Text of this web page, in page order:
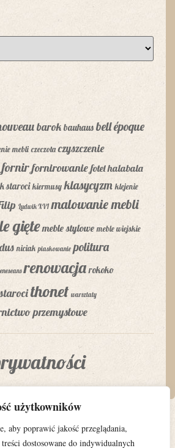
użytkowników
aby poprawić jakość przeglądania,
dostosowane do indywidualnych
barok bauhaus bell époque
mebli czeczota czyszczenie
fornirfornirowanie fotel halabala
staroci kiermusy klasycyzm klejenie
Ludwik XVI malowanie mebli
gięte meble stylowe meble wiejskie
niciak piaskowanie politura
renowacja rokoko
thonet warsztaty
przemysłowe